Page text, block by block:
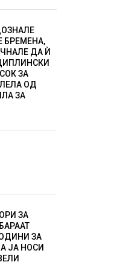
БРЕМЕНА,
ДА Ѝ
ЗА
ОД
ЗА
ЗА
ЗА
ЈА НОСИ